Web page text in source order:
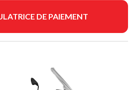
DE PAIEMENT